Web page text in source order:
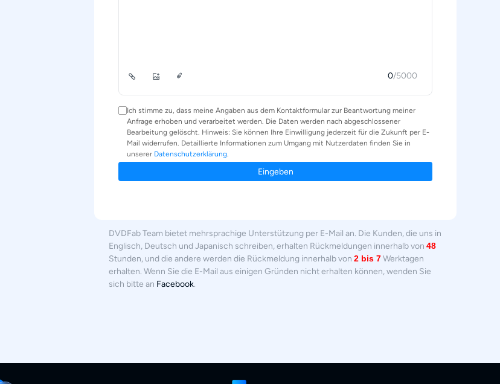
DVDFab Team bietet mehrsprachige Unterstützung per E-Mail an. Die Kunden, die uns in
Englisch, Deutsch und Japanisch schreiben, erhalten Rückmeldungen innerhalb von 48
Stunden, und die andere werden die Rückmeldung innerhalb von 2 bis 7Werktagen
erhalten. Wenn Sie die E-Mail aus einigen Gründen nicht erhalten können, wenden Sie
sich bitte an Facebook.